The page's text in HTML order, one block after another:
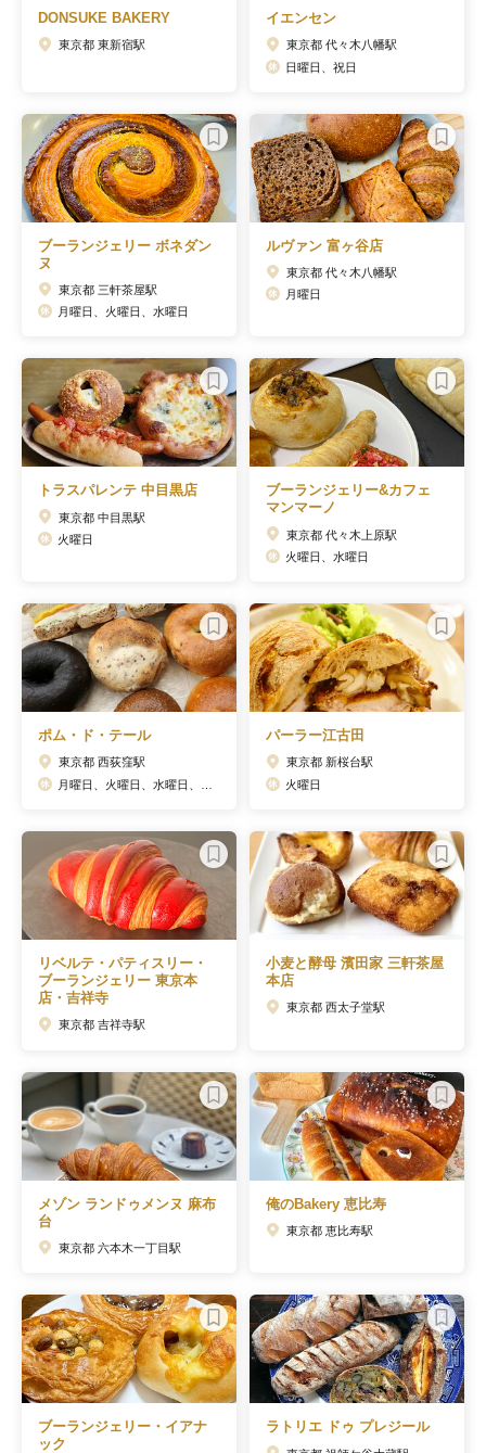
DONSUKE BAKERY
東京都 東新宿駅
イエンセン
東京都 代々木八幡駅
日曜日、祝日
ブーランジェリー ボネダン
ヌ
東京都 三軒茶屋駅
月曜日、火曜日、水曜日
ルヴァン 富ヶ谷店
東京都 代々木八幡駅
月曜日
トラスパレンテ 中目黒店
東京都 中目黒駅
火曜日
ブーランジェリー&カフェ
マンマーノ
東京都 代々木上原駅
火曜日、水曜日
ポム・ド・テール
東京都 西荻窪駅
パーラー江古田
東京都 新桜台駅
火曜日
リベルテ・パティスリー・
ブーランジェリー 東京本
店・吉祥寺
東京都 吉祥寺駅
小麦と酵母 濱田家 三軒茶屋
本店
東京都 西太子堂駅
メゾン ランドゥメンヌ 麻布
台
東京都 六本木一丁目駅
俺のBakery 恵比寿
東京都 恵比寿駅
ブーランジェリー・イアナ
ック
ラトリエ ドゥ プレジール